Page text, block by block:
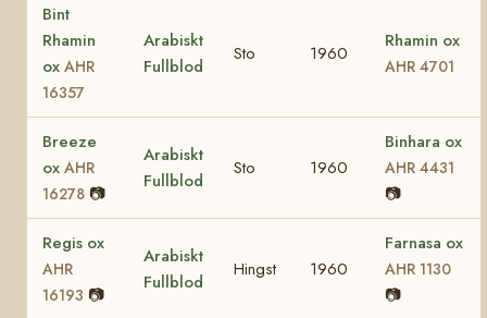
Bint
Rhamin
ox AHR
16357
Arabiskt
Fullblod
Sto 1960
Rhamin ox
AHR 4701
Breeze
ox AHR
16278 📷
Arabiskt
Fullblod
Sto 1960
Binhara ox
AHR 4431
📷
Regis ox
AHR
16193 📷
Arabiskt
Fullblod
Hingst 1960
Farnasa ox
AHR 1130
📷